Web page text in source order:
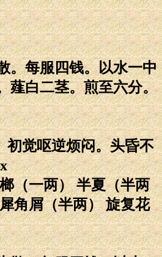
。每服四钱。以水一中
薤白二茎。煎至六分。
初觉呕逆烦闷。头昏不
（一两） 半夏（半两
角屑（半两） 旋复花